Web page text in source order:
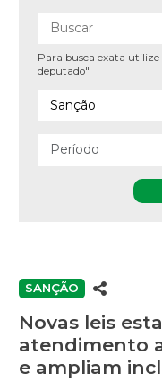
Para busca exata utilize
deputado"
SANÇÃO
Novas leis
atendimento
e ampliam